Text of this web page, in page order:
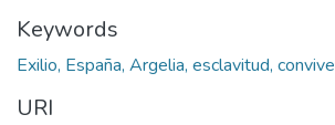
Keywords
Exilio, España, Argelia, esclavitud,
URI